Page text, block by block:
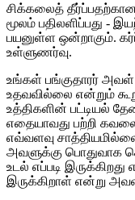
சிக்கலைத்
மூலம் பதிலளிப்பது -
பயனுள்ள ஒன்றாகும்.
உள்ளுணர்வு.
உங்கள் பங்குதாரர் அவள்
உதவவில்லை என்றும்
உத்திகளின் பட்டியல்
எதையாவது பற்றி
எவ்வளவு
அவளுக்கு பொதுவாக
உடல் எப்படி
இருக்கிறாள் என்று